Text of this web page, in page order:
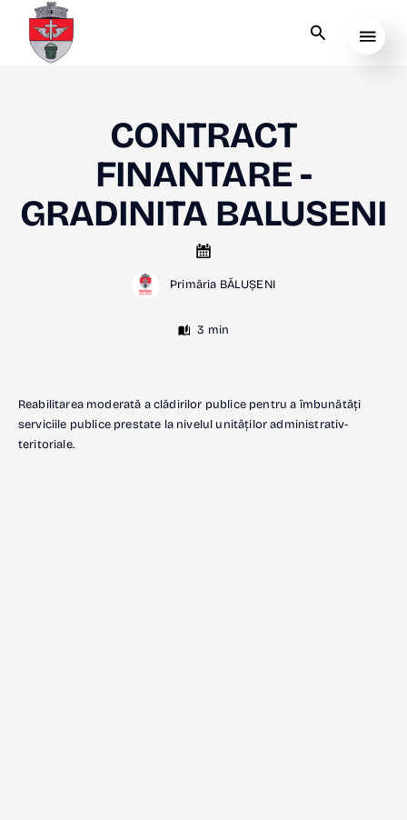
CONTRACT
FINANTARE -
GRADINITA BALUSENI
Primăria BĂLUȘENI
3 min
Reabilitarea moderată a clădirilor publice pentru a îmbunătăți
serviciile publice prestate la nivelul unităților administrativ-
teritoriale.